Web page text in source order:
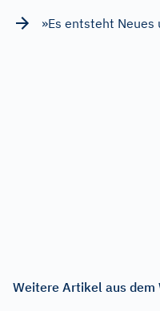
»Es entsteht Neues
Weitere Artikel aus